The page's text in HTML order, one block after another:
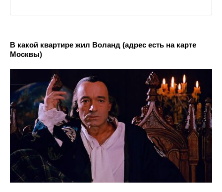
В какой квартире жил Воланд (адрес есть на карте
Москвы)